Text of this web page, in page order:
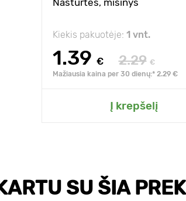
Nasturtės, mišinys
Kiekis pakuotėje: 1 vnt.
1.39 € 2.29 €
Mažiausia kaina per 30 dienų:* 2.29 €
Į krepšelį
SU ŠIA